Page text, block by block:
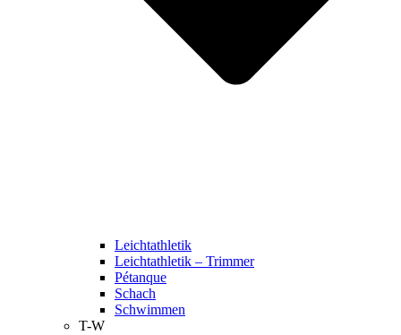
Leichtathletik
Leichtathletik – Trimmer
Pétanque
Schach
Schwimmen
T-W